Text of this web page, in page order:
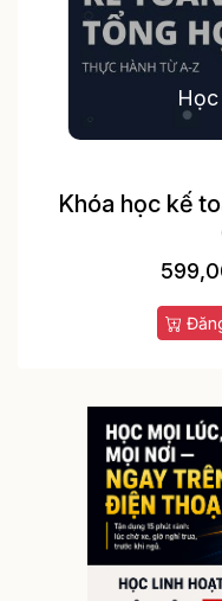
Khóa học kế
thực tế Thực
toán